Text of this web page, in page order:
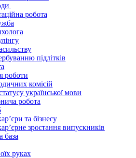
робота
підлітків
роботи
комісій
української мови
робота
та бізнесу
зростання випускників
база
руках